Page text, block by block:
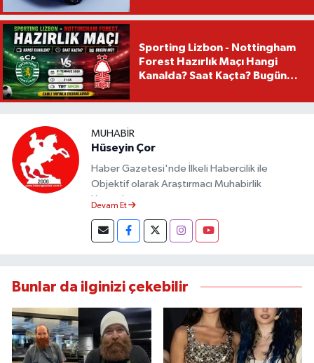
Sporting Lizbon - Nottingham
Forest Hazırlık Maçı Hangi
Kanalda? Saat Kaçta? Bugün
MUHABIR
Hüseyin Çor
Haber Gazetesi'nde İlkeli Habercilik ile
Objektif olarak Araştırmacı Muhabirlik
Yapmaktayım.
Devam Et
Bunlar da ilginizi çekebilir